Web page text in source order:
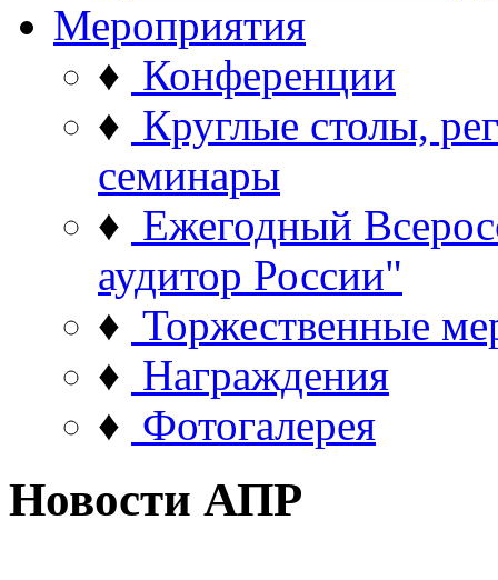
Мероприятия
♦ Конференции
♦ Круглые столы,
семинары
♦ Ежегодный
аудитор России"
♦ Торжественные
♦ Награждения
♦ Фотогалерея
Новости АПР